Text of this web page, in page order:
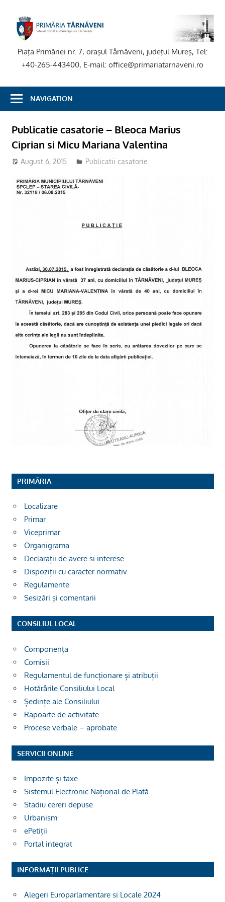
content
Piaţa Primăriei nr. 7, oraşul Târnăveni, judeţul Mureş, Tel:
+40-265-443400, E-mail: office@primariatarnaveni.ro
NAVIGATION
Publicatie casatorie – Bleoca Marius
Ciprian si Micu Mariana Valentina
August 6, 2015 Publicatii casatorie
PRIMĂRIA
Localizare
Primar
Viceprimar
Organigrama
Declarații de avere si interese
Dispoziții cu caracter normativ
Regulamente
Sesizări și comentarii
CONSILIUL LOCAL
Componența
Comisii
Regulamentul de funcționare și atribuții
Hotărârile Consiliului Local
Ședințe ale Consiliului
Rapoarte de activitate
Procese verbale – aprobate
SERVICII ONLINE
Impozite și taxe
Sistemul Electronic Național de Plată
Stadiu cereri depuse
Urbanism
ePetiții
Portal integrat
INFORMAȚII PUBLICE
Alegeri Europarlamentare si Locale 2024